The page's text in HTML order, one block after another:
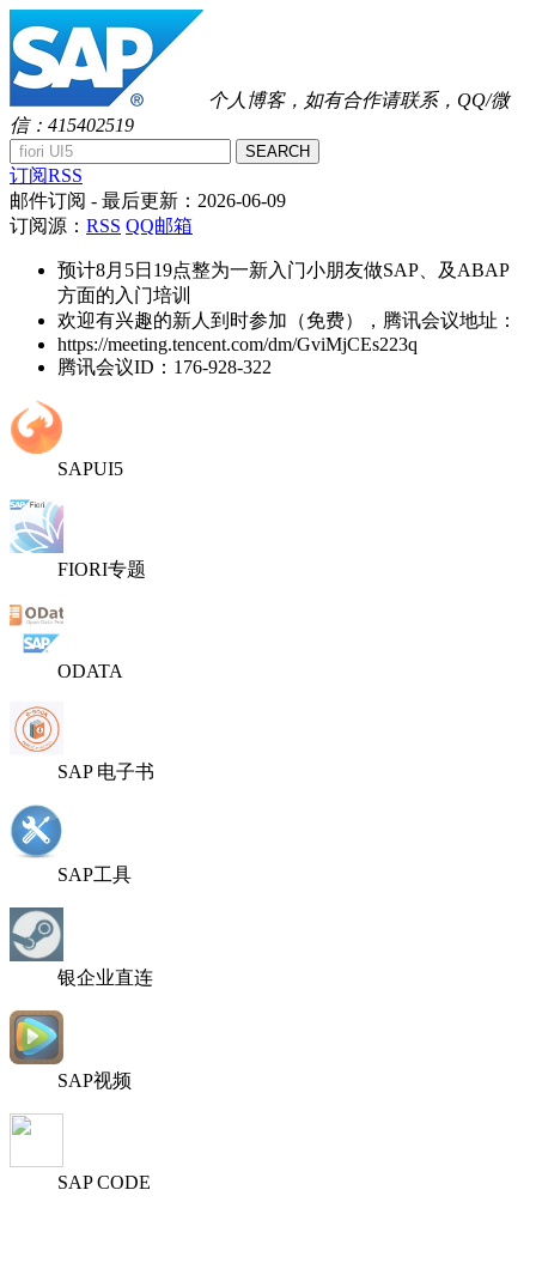
个人博客，如有合作请联系，QQ/微
信：415402519
SEARCH
订阅RSS
邮件订阅 - 最后更新： 2026-06-09
订阅源： RSS QQ邮箱
预计8月5日19点整为一新入门小朋友做SAP、及ABAP
方面的入门培训
欢迎有兴趣的新人到时参加（免费），腾讯会议地址：
https://meeting.tencent.com/dm/GviMjCEs223q
腾讯会议ID：176-928-322
SAPUI5
FIORI专题
ODATA
SAP 电子书
SAP工具
银企业直连
SAP视频
SAP CODE